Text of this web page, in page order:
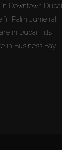
Downtown Dubai
în Palm Jumeirah
în Dubai Hills
în Business Bay